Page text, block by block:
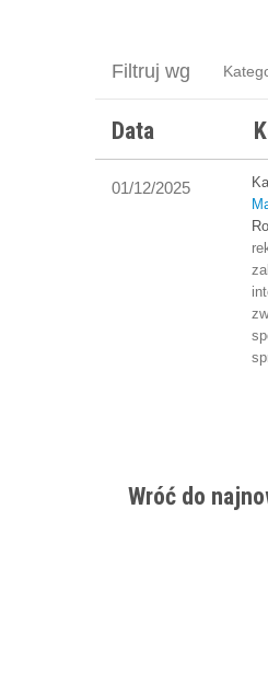
Filtruj wg
Data
01/12/2025
Wróć do